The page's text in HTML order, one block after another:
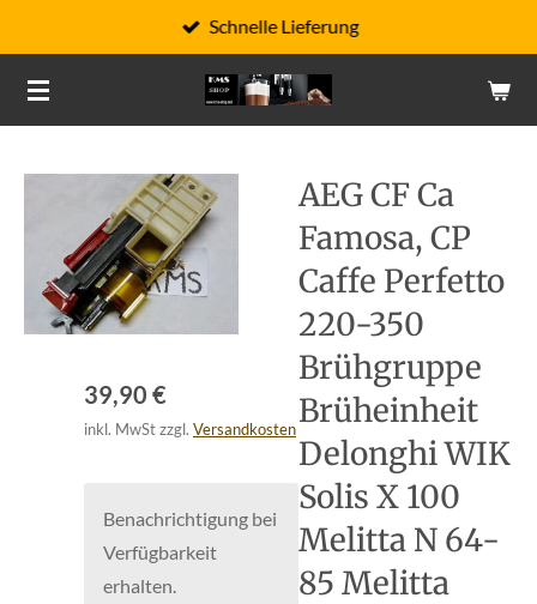
Hauptinhalt
springen
Schnelle Lieferung
AEG CF Ca
Famosa, CP
Caffe Perfetto
220-350
Brühgruppe
Brüheinheit
Delonghi WIK
Solis X 100
Melitta N 64-
85 Melitta
39,90 €
inkl. MwSt zzgl. Versandkosten
Benachrichtigung bei
Verfügbarkeit
erhalten.